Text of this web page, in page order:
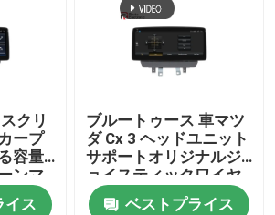
クリ
ープ
容量
ンマ
イス
ブルートゥース 車マツ
ダ Cx 3 ヘッドユニット
サポートオリジナルジ
ョイスティックワイヤ
レス カープレイ 4G
ベストプライス